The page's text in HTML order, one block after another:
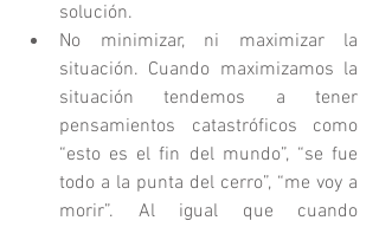
solución.
No minimizar, ni maximizar la
situación. Cuando maximizamos la
situación tendemos a tener
pensamientos catastróficos como
“esto es el fin del mundo”, “se fue
todo a la punta del cerro”, “me voy a
morir”. Al igual que cuando